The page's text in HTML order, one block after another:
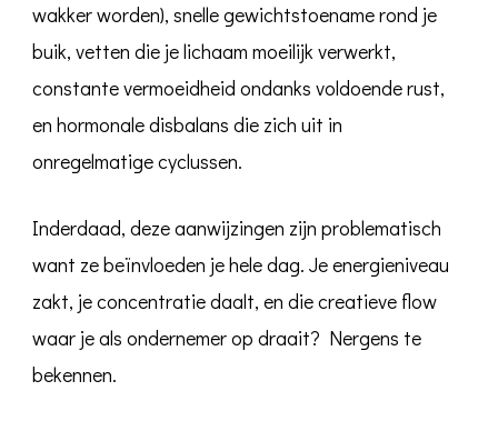
wakker worden), snelle gewichtstoename rond je
buik, vetten die je lichaam moeilijk verwerkt,
constante vermoeidheid ondanks voldoende rust,
en hormonale disbalans die zich uit in
onregelmatige cyclussen.
Inderdaad, deze aanwijzingen zijn problematisch
want ze beïnvloeden je hele dag. Je energieniveau
zakt, je concentratie daalt, en die creatieve flow
waar je als ondernemer op draait? Nergens te
bekennen.